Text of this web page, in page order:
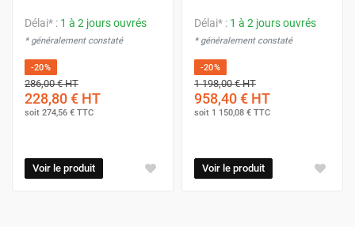
Délai* : 1 à 2 jours ouvrés
* généralement constaté
-20%
286,00 €HT
228,80 € HT
soit 274,56 € TTC
Voir le produit
Délai* : 1 à 2 jours ouvrés
* généralement constaté
-20%
1 198,00 €HT
958,40 € HT
soit 1 150,08 € TTC
Voir le produit